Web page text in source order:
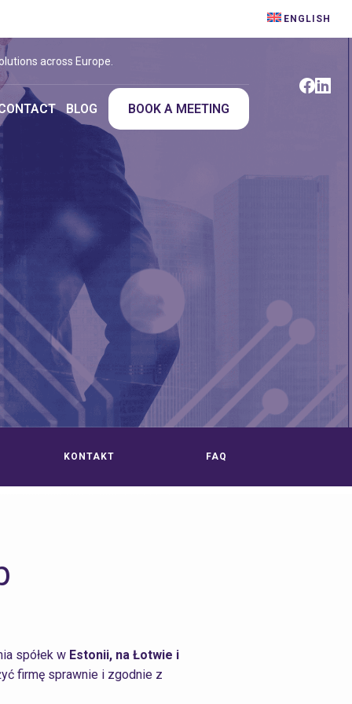
ENGLISH
across Europe.
BLOG BOOK A MEETING
KONTAKT FAQ
spółek w Estonii, na Łotwie i
firmę sprawnie i zgodnie z